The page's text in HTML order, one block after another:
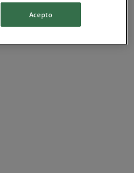
Acepto